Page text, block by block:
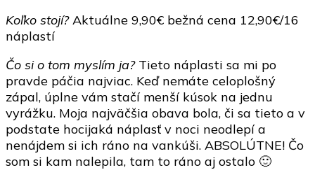
Koľko stojí?Aktuálne 9,90€ bežná cena 12,90€/16
náplastí
Čo si o tom myslím ja?Tieto náplasti sa mi po
pravde páčia najviac. Keď nemáte celoplošný
zápal, úplne vám stačí menší kúsok na jednu
vyrážku. Moja najväčšia obava bola, či sa tieto a v
podstate hocijaká náplasť v noci neodlepí a
nenájdem si ich ráno na vankúši. ABSOLÚTNE! Čo
som si kam nalepila, tam to ráno aj ostalo 🙂